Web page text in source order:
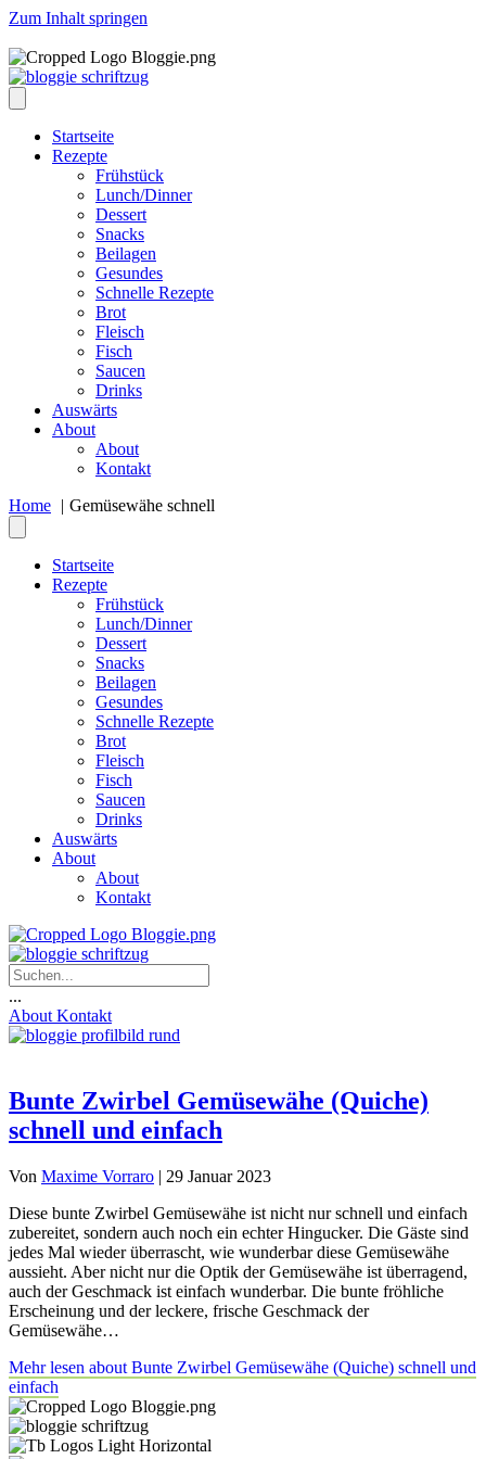
Zum Inhalt springen
Startseite
Rezepte
Frühstück
Lunch/Dinner
Dessert
Snacks
Beilagen
Gesundes
Schnelle Rezepte
Brot
Fleisch
Fisch
Saucen
Drinks
Auswärts
About
About
Kontakt
Home
Gemüsewähe schnell
Startseite
Rezepte
Frühstück
Lunch/Dinner
Dessert
Snacks
Beilagen
Gesundes
Schnelle Rezepte
Brot
Fleisch
Fisch
Saucen
Drinks
Auswärts
About
About
Kontakt
...
About Kontakt
Bunte Zwirbel Gemüsewähe (Quiche)
schnell und einfach
Von Maxime Vorraro | 29 Januar 2023
Diese bunte Zwirbel Gemüsewähe ist nicht nur schnell und einfach
zubereitet, sondern auch noch ein echter Hingucker. Die Gäste sind
jedes Mal wieder überrascht, wie wunderbar diese Gemüsewähe
aussieht. Aber nicht nur die Optik der Gemüsewähe ist überragend,
auch der Geschmack ist einfach wunderbar. Die bunte fröhliche
Erscheinung und der leckere, frische Geschmack der
Gemüsewähe…
Mehr lesen about Bunte Zwirbel Gemüsewähe (Quiche) schnell und
einfach